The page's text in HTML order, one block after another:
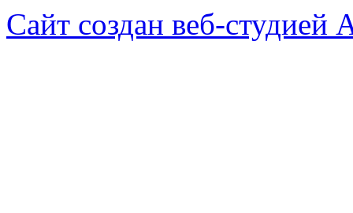
Сайт создан веб-студией